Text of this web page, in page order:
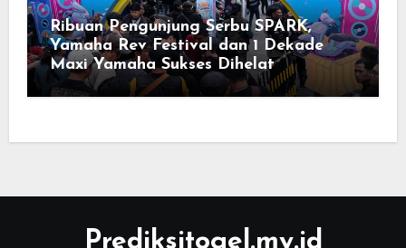
Ribuan Pengunjung Serbu SPARK,
Yamaha Rev Festival dan 1 Dekade
Maxi Yamaha Sukses Dihelat